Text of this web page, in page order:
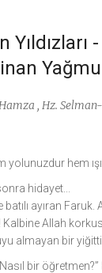
Yıldızları
, Hz. Selman-
yolunuzdur hem
hidayet...
ayıran Faruk.
Kalbine Allah
almayan bir
bir